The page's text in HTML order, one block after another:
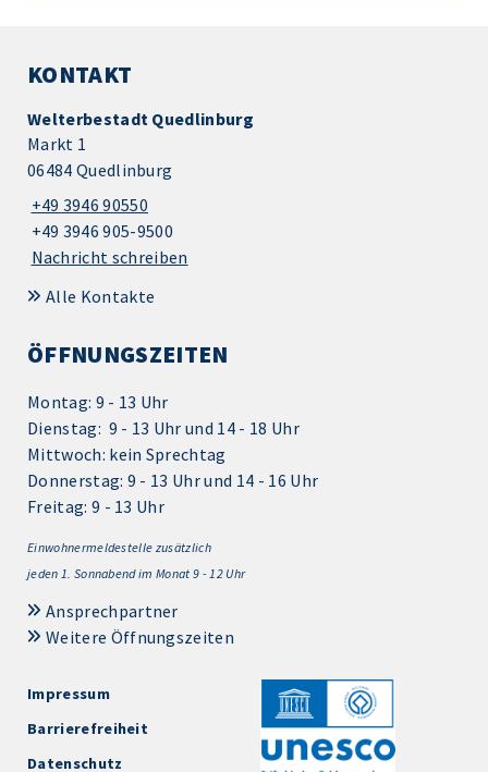
KONTAKT
Welterbestadt Quedlinburg
Markt 1
06484 Quedlinburg
+49 3946 90550
+49 3946 905-9500
Nachricht schreiben
Alle Kontakte
ÖFFNUNGSZEITEN
Montag: 9 - 13 Uhr
Dienstag: 9 - 13 Uhr und 14 - 18 Uhr
Mittwoch: kein Sprechtag
Donnerstag: 9 - 13 Uhr und 14 - 16 Uhr
Freitag: 9 - 13 Uhr
Einwohnermeldestelle zusätzlich
jeden 1. Sonnabend im Monat 9 - 12 Uhr
Ansprechpartner
Weitere Öffnungszeiten
Impressum
Barrierefreiheit
Datenschutz